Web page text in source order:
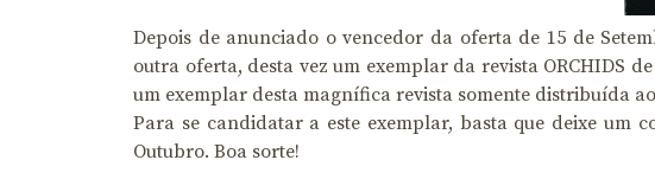
Depois de anunciado o vencedor da oferta de 15 de
outra oferta, desta vez um exemplar da revista ORCHIDS
um exemplar desta magnífica revista somente distribuída
Para se candidatar a este exemplar, basta que deixe um
Outubro. Boa sorte!